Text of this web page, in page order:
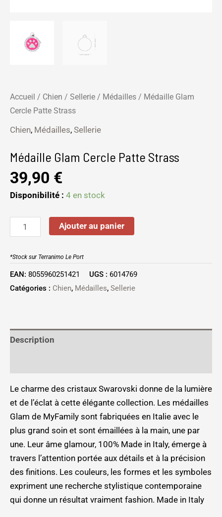
Accueil / Chien / Sellerie / Médailles / Médaille Glam
Cercle Patte Strass
Chien, Médailles, Sellerie
Médaille Glam Cercle Patte Strass
39,90 €
Disponibilité : 4 en stock
Ajouter au panier
*Stock sur Terranimo Le Port
EAN: 8055960251421 UGS : 6014769
Catégories : Chien, Médailles, Sellerie
Description
Le charme des cristaux Swarovski donne de la lumière
et de l’éclat à cette élégante collection. Les médailles
Glam de MyFamily sont fabriquées en Italie avec le
plus grand soin et sont émaillées à la main, une par
une. Leur âme glamour, 100% Made in Italy, émerge à
travers l’attention portée aux détails et à la précision
des finitions. Les couleurs, les formes et les symboles
expriment une recherche stylistique contemporaine
qui donne un résultat vraiment fashion. Made in Italy